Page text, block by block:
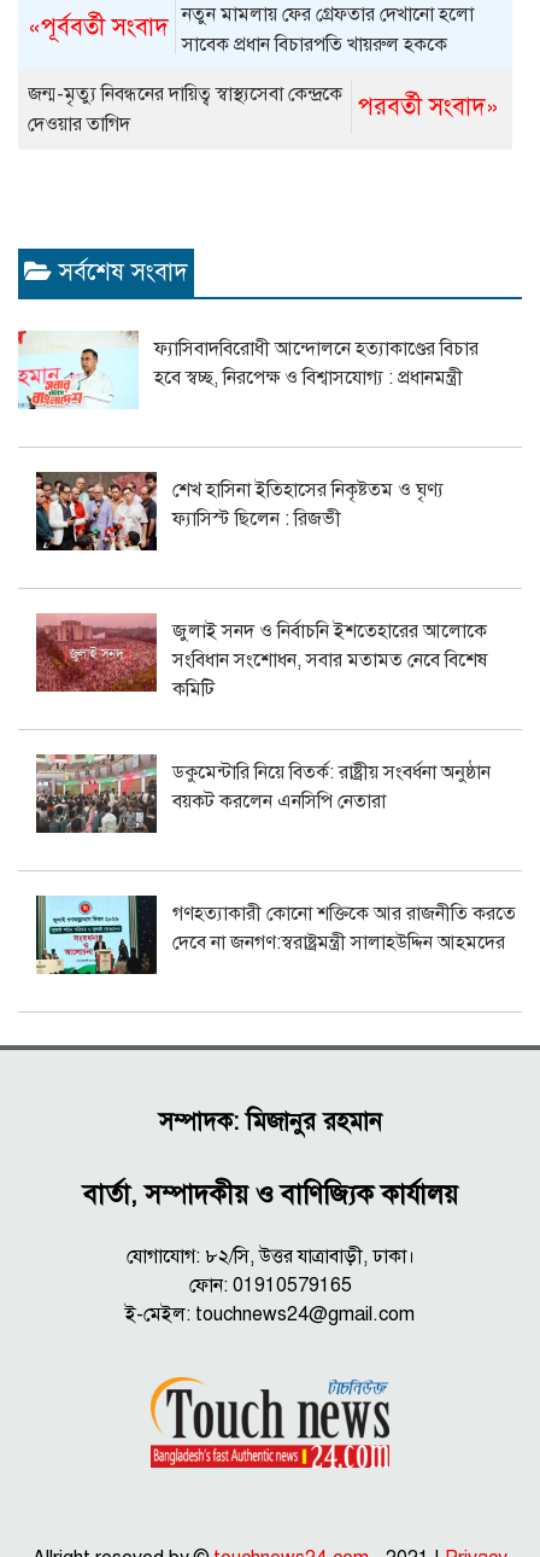
«পূর্ববর্তী সংবাদ নতুন মামলায় ফের গ্রেফতার দেখানো হলো
সাবেক প্রধান বিচারপতি খায়রুল হককে
পরবর্তী সংবাদ»
জন্ম-মৃত্যু নিবন্ধনের দায়িত্ব স্বাস্থ্যসেবা কেন্দ্রকে
দেওয়ার তাগিদ
সর্বশেষ সংবাদ
ফ্যাসিবাদবিরোধী আন্দোলনে হত্যাকাণ্ডের বিচার
হবে স্বচ্ছ, নিরপেক্ষ ও বিশ্বাসযোগ্য : প্রধানমন্ত্রী
শেখ হাসিনা ইতিহাসের নিকৃষ্টতম ও ঘৃণ্য
ফ্যাসিস্ট ছিলেন : রিজভী
জুলাই সনদ ও নির্বাচনি ইশতেহারের আলোকে
সংবিধান সংশোধন, সবার মতামত নেবে বিশেষ
কমিটি
ডকুমেন্টারি নিয়ে বিতর্ক: রাষ্ট্রীয় সংবর্ধনা অনুষ্ঠান
বয়কট করলেন এনসিপি নেতারা
গণহত্যাকারী কোনো শক্তিকে আর রাজনীতি করতে
দেবে না জনগণ:স্বরাষ্ট্রমন্ত্রী সালাহউদ্দিন আহমদের
সম্পাদক: মিজানুর রহমান
বার্তা, সম্পাদকীয় ও বাণিজ্যিক কার্যালয়
যোগাযোগ: ৮২/সি, উত্তর যাত্রাবাড়ী, ঢাকা।
ফোন: 01910579165
ই-মেইল: touchnews24@gmail.com